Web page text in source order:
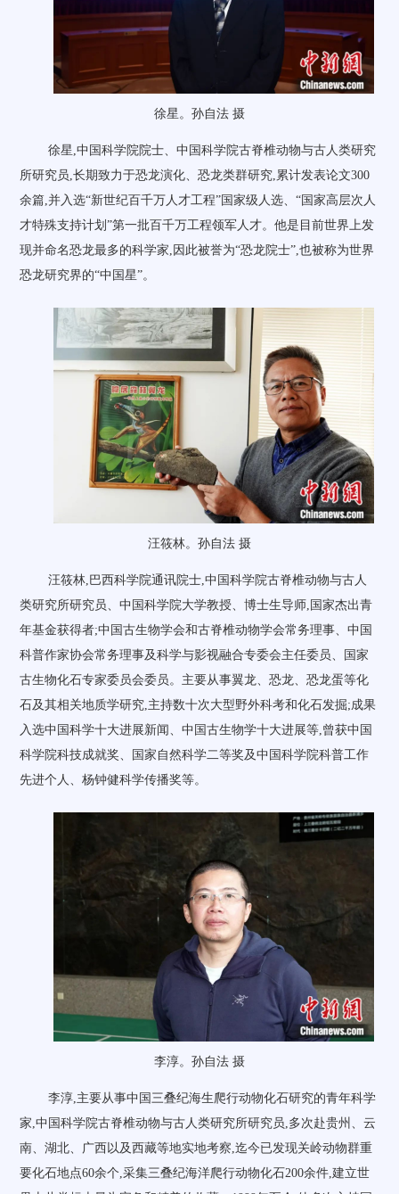
徐星。孙自法 摄
徐星,中国科学院院士、中国科学院古脊椎动物与古人类研究
所研究员,长期致力于恐龙演化、恐龙类群研究,累计发表论文300
余篇,并入选“新世纪百千万人才工程”国家级人选、“国家高层次人
才特殊支持计划”第一批百千万工程领军人才。他是目前世界上发
现并命名恐龙最多的科学家,因此被誉为“恐龙院士”,也被称为世界
恐龙研究界的“中国星”。
汪筱林。孙自法 摄
汪筱林,巴西科学院通讯院士,中国科学院古脊椎动物与古人
类研究所研究员、中国科学院大学教授、博士生导师,国家杰出青
年基金获得者;中国古生物学会和古脊椎动物学会常务理事、中国
科普作家协会常务理事及科学与影视融合专委会主任委员、国家
古生物化石专家委员会委员。主要从事翼龙、恐龙、恐龙蛋等化
石及其相关地质学研究,主持数十次大型野外科考和化石发掘;成果
入选中国科学十大进展新闻、中国古生物学十大进展等,曾获中国
科学院科技成就奖、国家自然科学二等奖及中国科学院科普工作
先进个人、杨钟健科学传播奖等。
李淳。孙自法 摄
李淳,主要从事中国三叠纪海生爬行动物化石研究的青年科学
家,中国科学院古脊椎动物与古人类研究所研究员,多次赴贵州、云
南、湖北、广西以及西藏等地实地考察,迄今已发现关岭动物群重
要化石地点60余个,采集三叠纪海洋爬行动物化石200余件,建立世